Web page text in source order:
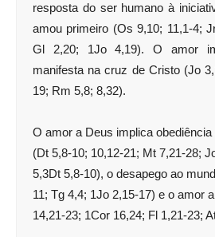
resposta do ser humano à
amou primeiro (Os 9,10; 11,1-4;
Gl 2,20; 1Jo 4,19). O amor
manifesta na cruz de Cristo (Jo
19; Rm 5,8; 8,32).
O amor a Deus implica
(Dt 5,8-10; 10,12-21; Mt 7,21-28;
5,3Dt 5,8-10), o desapego ao
11; Tg 4,4; 1Jo 2,15-17) e o amor
14,21-23; 1Cor 16,24; Fl 1,21-23;